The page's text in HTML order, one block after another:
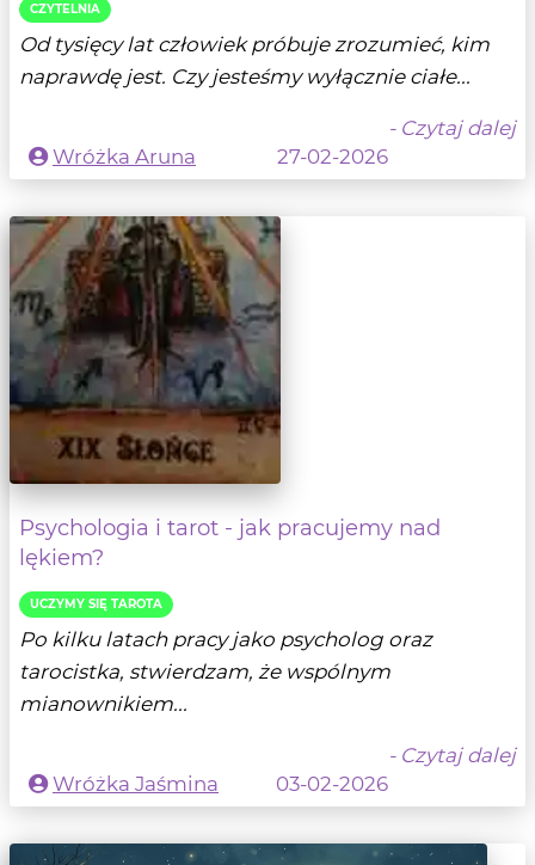
CZYTELNIA
Od tysięcy lat człowiek próbuje zrozumieć, kim
naprawdę jest. Czy jesteśmy wyłącznie ciałe...
- Czytaj dalej
Wróżka Aruna
27-02-2026
Psychologia i tarot - jak pracujemy nad
lękiem?
UCZYMY SIĘ TAROTA
Po kilku latach pracy jako psycholog oraz
tarocistka, stwierdzam, że wspólnym
mianownikiem...
- Czytaj dalej
Wróżka Jaśmina
03-02-2026